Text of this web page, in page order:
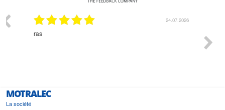
24.07.2026
l'écoute du client et très aimable - cherchant toujours la
bonne solution et le matériel convenant à l'usage qui en
MOTRALEC
La société